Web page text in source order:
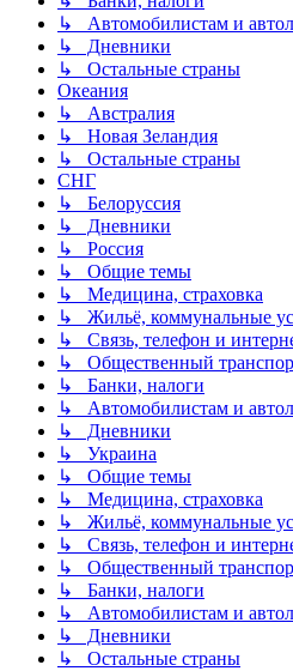
↳ Автомобилистам и
↳ Дневники
↳ Остальные страны
Океания
↳ Австралия
↳ Новая Зеландия
↳ Остальные страны
СНГ
↳ Белоруссия
↳ Дневники
↳ Россия
↳ Общие темы
↳ Медицина, страховка
↳ Жильё, коммунальные
↳ Связь, телефон и
↳ Общественный
↳ Банки, налоги
↳ Автомобилистам и
↳ Дневники
↳ Украина
↳ Общие темы
↳ Медицина, страховка
↳ Жильё, коммунальные
↳ Связь, телефон и
↳ Общественный
↳ Банки, налоги
↳ Автомобилистам и
↳ Дневники
↳ Остальные страны